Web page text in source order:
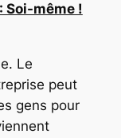
Soi-même !
Le
peut
gens pour